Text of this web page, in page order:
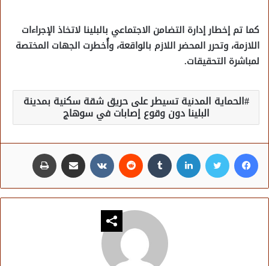
كما تم إخطار إدارة التضامن الاجتماعي بالبلينا لاتخاذ الإجراءات
اللازمة، وتحرر المحضر اللازم بالواقعة، وأُخطرت الجهات المختصة
لمباشرة التحقيقات.
الحماية المدنية تسيطر على حريق شقة سكنية بمدينة
البلينا دون وقوع إصابات في سوهاج
فيسبوك تويتر لينكدإن مشاركة عبر البريد